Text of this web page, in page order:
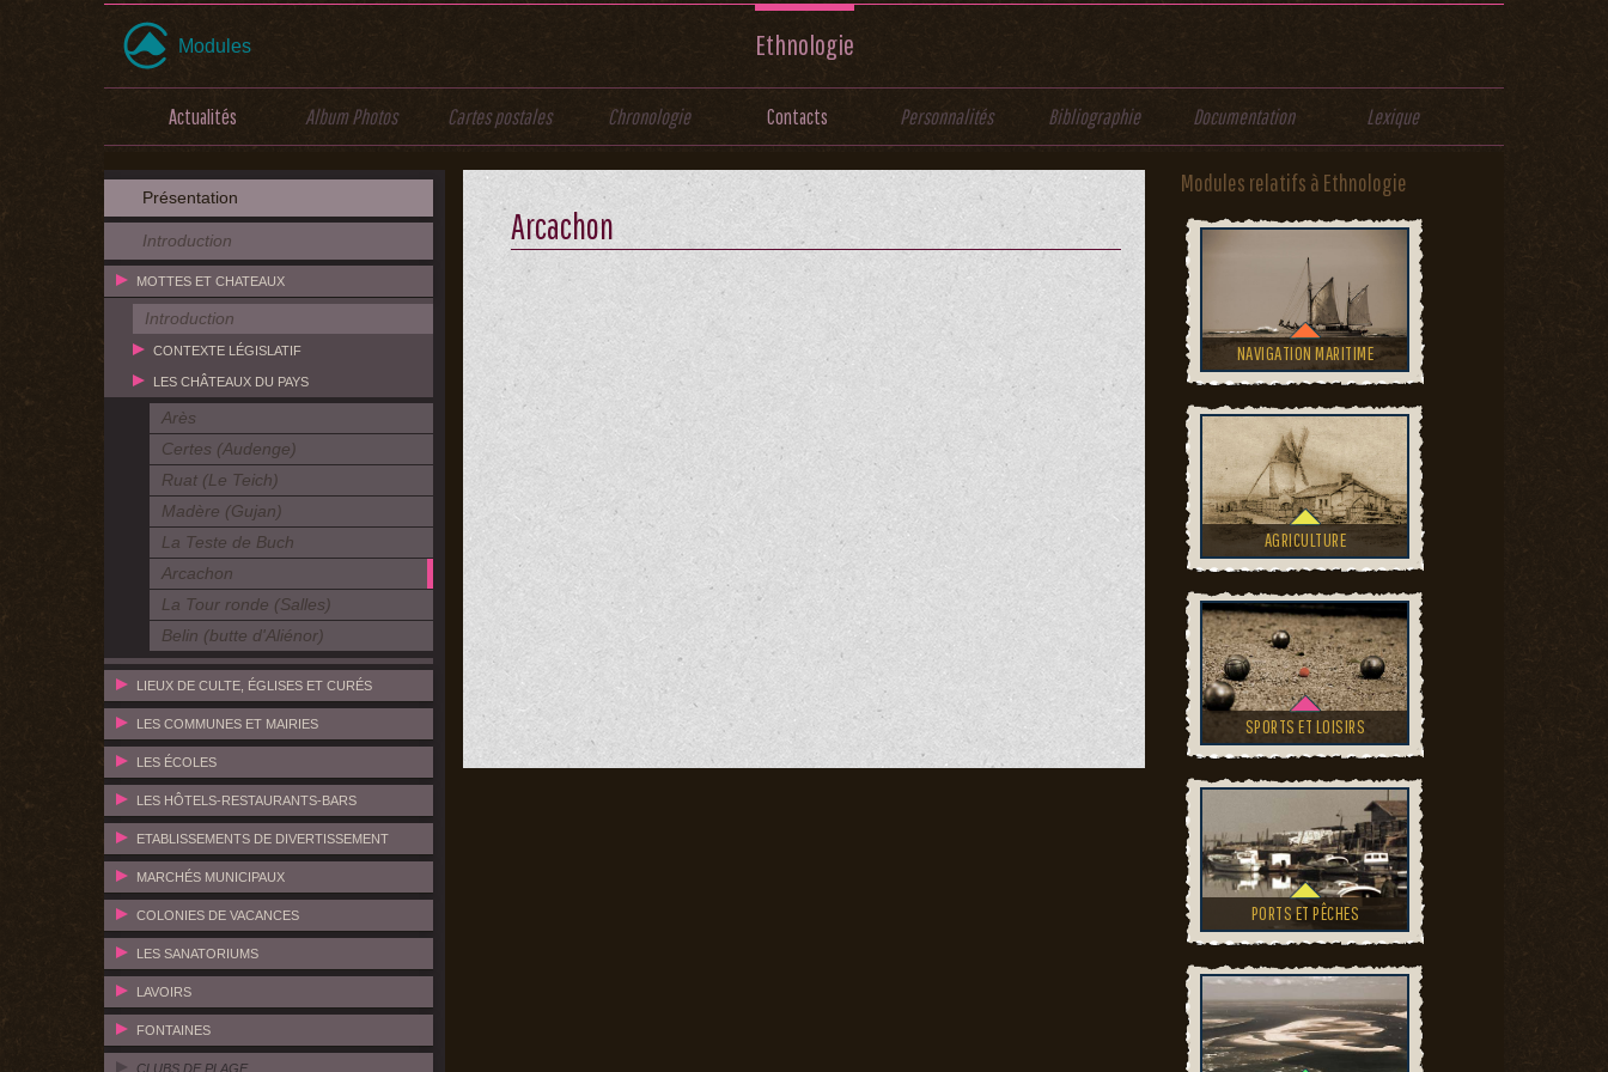
Modules Ethnologie
Actualités Album Photos Cartes postales Chronologie Contacts Personnalités Bibliographie Documentation Lexique
Présentation
Introduction
MOTTES ET CHATEAUX
Introduction
CONTEXTE LÉGISLATIF
LES CHÂTEAUX DU PAYS
Arès
Certes (Audenge)
Ruat (Le Teich)
Madère (Gujan)
La Teste de Buch
Arcachon
La Tour ronde (Salles)
Belin (butte d'Aliénor)
LIEUX DE CULTE, ÉGLISES ET CURÉS
LES COMMUNES ET MAIRIES
LES ÉCOLES
LES HÔTELS-RESTAURANTS-BARS
ETABLISSEMENTS DE DIVERTISSEMENT
MARCHÉS MUNICIPAUX
COLONIES DE VACANCES
LES SANATORIUMS
LAVOIRS
FONTAINES
CLUBS DE PLAGE
Arcachon
Modules relatifs à Ethnologie
NAVIGATION MARITIME
AGRICULTURE
SPORTS ET LOISIRS
PORTS ET PÊCHES